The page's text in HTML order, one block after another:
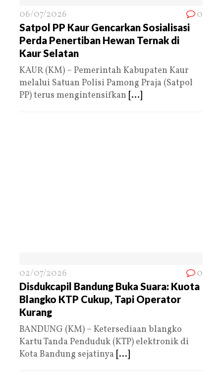
06/07/2026 0
Satpol PP Kaur Gencarkan Sosialisasi
Perda Penertiban Hewan Ternak di
Kaur Selatan
KAUR (KM) – Pemerintah Kabupaten Kaur
melalui Satuan Polisi Pamong Praja (Satpol
PP) terus mengintensifkan [...]
02/07/2026 0
Disdukcapil Bandung Buka Suara: Kuota
Blangko KTP Cukup, Tapi Operator
Kurang
BANDUNG (KM) – Ketersediaan blangko
Kartu Tanda Penduduk (KTP) elektronik di
Kota Bandung sejatinya [...]